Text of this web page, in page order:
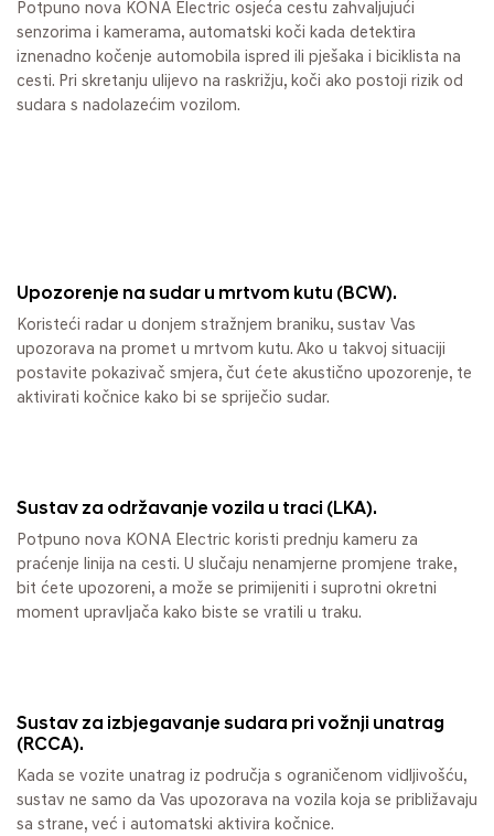
Potpuno nova KONA Electric osjeća cestu zahvaljujući
senzorima i kamerama, automatski koči kada detektira
iznenadno kočenje automobila ispred ili pješaka i biciklista na
cesti. Pri skretanju ulijevo na raskrižju, koči ako postoji rizik od
sudara s nadolazećim vozilom.
Upozorenje na sudar u mrtvom kutu (BCW).
Koristeći radar u donjem stražnjem braniku, sustav Vas
upozorava na promet u mrtvom kutu. Ako u takvoj situaciji
postavite pokazivač smjera, čut ćete akustično upozorenje, te
aktivirati kočnice kako bi se spriječio sudar.
Sustav za održavanje vozila u traci (LKA).
Potpuno nova KONA Electric koristi prednju kameru za
praćenje linija na cesti. U slučaju nenamjerne promjene trake,
bit ćete upozoreni, a može se primijeniti i suprotni okretni
moment upravljača kako biste se vratili u traku.
Sustav za izbjegavanje sudara pri vožnji unatrag
(RCCA).
Kada se vozite unatrag iz područja s ograničenom vidljivošću,
sustav ne samo da Vas upozorava na vozila koja se približavaju
sa strane, već i automatski aktivira kočnice.